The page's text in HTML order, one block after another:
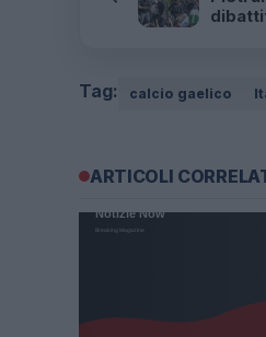
Tag: calcio gaelico
ARTICOLI